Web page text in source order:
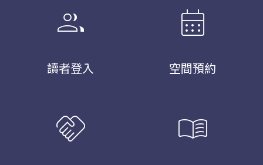
group
讀者登入
calendar_month
空間預約
handshake menu_book